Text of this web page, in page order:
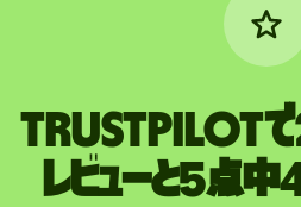
Trustpilotで
レビューと5点